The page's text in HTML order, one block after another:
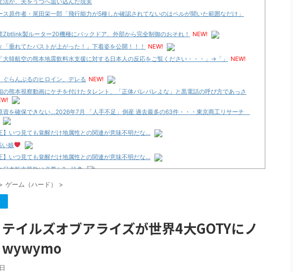
ス原作者・尾田栄一郎「飛行能力が5種しか確認されてないのはペルが聞いた範囲なだけ」
Zbtlink製ルーター20機種にバックドア、外部から完全制御のおそれ！
NEW!
「垂れてたバストが上がった！」下着姿を公開！！！
NEW!
大韓航空の熊本地震飲料水支援に対する日本人の反応をご覧ください・・・」→「」
NEW!
ぐらんぶるのヒロイン、デレる NEW!
の熊本視察動画にケチを付けたタレント、「正体バレバレよな」と黒電話の呼び方であっさ
資を確保できない…2026年7月 「人手不足」倒産 過去最多の63件・・・東京商工リサーチ
】いつ見ても覚醒だけ地属性との関連が意味不明だな…
娘
】いつ見ても覚醒だけ地属性との関連が意味不明だな…
日本版主題歌は必要か?」論争
ゲ】「千恋*万花」のアニメ化決定でKOTOKOが主題歌歌うよ！
真・女神転生 Road to the Transcendence【二次創作】 第２０話
さんの挑発!!!
】いつ見ても覚醒だけ地属性との関連が意味不明だな…
鑑AWARD2026グランプリ・榎本彩乃、グラビア披露！透明感が凄い！！
齋藤飛鳥、前屈みで完全に見えてる動画が拡散されてしまう…
『プリズマ☆イリヤ』の新グッズ、流石に一線を越えてしまう
ゲーム（ハード） >
テイルズオブアライズが世界4大GOTYにノ
wywymo